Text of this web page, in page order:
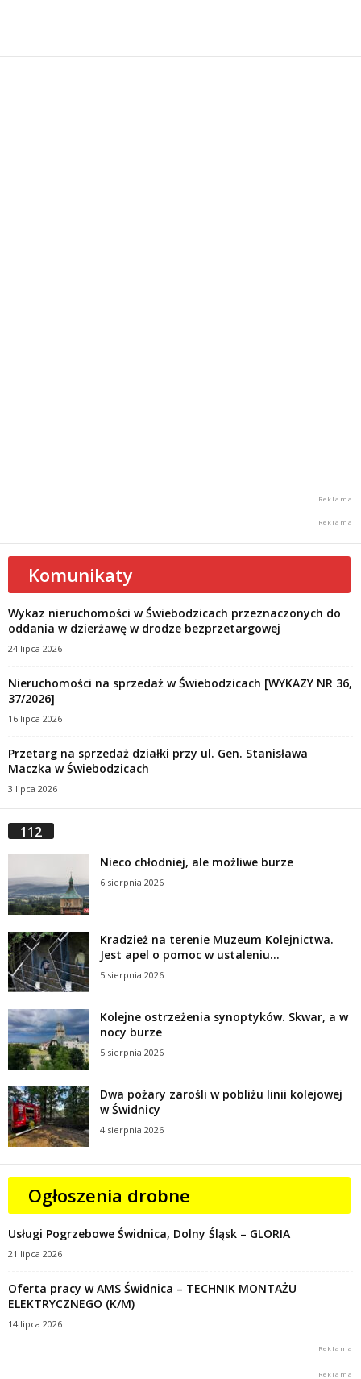
Komunikaty
Wykaz nieruchomości w Świebodzicach przeznaczonych do
oddania w dzierżawę w drodze bezprzetargowej
24 lipca 2026
Nieruchomości na sprzedaż w Świebodzicach [WYKAZY NR 36,
37/2026]
16 lipca 2026
Przetarg na sprzedaż działki przy ul. Gen. Stanisława
Maczka w Świebodzicach
3 lipca 2026
112
Nieco chłodniej, ale możliwe burze
6 sierpnia 2026
Kradzież na terenie Muzeum Kolejnictwa.
Jest apel o pomoc w ustaleniu...
5 sierpnia 2026
Kolejne ostrzeżenia synoptyków. Skwar, a w
nocy burze
5 sierpnia 2026
Dwa pożary zarośli w pobliżu linii kolejowej
w Świdnicy
4 sierpnia 2026
Ogłoszenia drobne
Usługi Pogrzebowe Świdnica, Dolny Śląsk – GLORIA
21 lipca 2026
Oferta pracy w AMS Świdnica – TECHNIK MONTAŻU
ELEKTRYCZNEGO (K/M)
14 lipca 2026